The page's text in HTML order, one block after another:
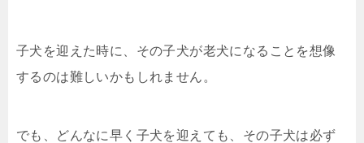
子犬を迎えた時に、その子犬が老犬になることを想像
するのは難しいかもしれません。
でも、どんなに早く子犬を迎えても、その子犬は必ず